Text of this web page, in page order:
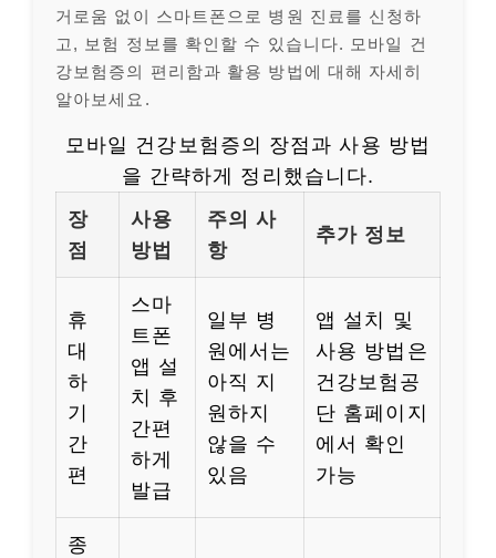
거로움 없이 스마트폰으로 병원 진료를 신청하
고, 보험 정보를 확인할 수 있습니다. 모바일 건
강보험증의 편리함과 활용 방법에 대해 자세히
알아보세요.
모바일 건강보험증의 장점과 사용 방법
을 간략하게 정리했습니다.
장
점
사용
방법
주의 사
항
추가 정보
휴
대
하
기
간
편
스마
트폰
앱 설
치 후
간편
하게
발급
일부 병
원에서는
아직 지
원하지
않을 수
있음
앱 설치 및
사용 방법은
건강보험공
단 홈페이지
에서 확인
가능
종